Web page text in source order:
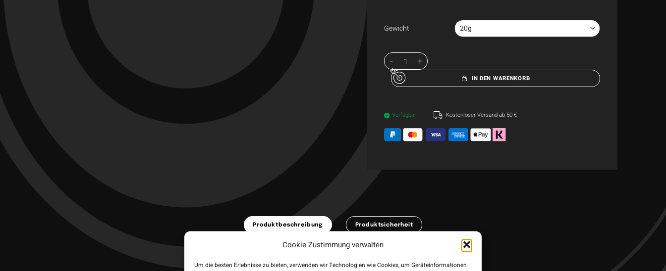
Cookie Zustimmung verwalten
Um die besten Erlebnisse zu bieten, verwenden wir Technologien wie Cookies, um Geräteinformationen
Gewicht
IN DEN WARENKORB
Verfügbar Kostenloser Versand ab 50 €
Produktbeschreibung Produktsicherheit
Die Sonderedition des Winmau Joe Cullen Softdarts ist ein wahrhaftes Meisterwerk, das in
Zusammenarbeit mit dem renommierten Dartspieler Joe Cullen entstanden ist. Mit einem